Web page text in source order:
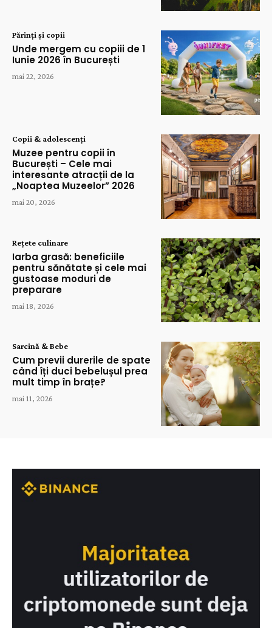
Părinți și copii
Unde mergem cu copiii de 1
Iunie 2026 în București
mai 22, 2026
Copii & adolescenți
Muzee pentru copii în
București – Cele mai
interesante atracții de la
„Noaptea Muzeelor” 2026
mai 20, 2026
Rețete culinare
Iarba grasă: beneficiile
pentru sănătate și cele mai
gustoase moduri de
preparare
mai 18, 2026
Sarcină & Bebe
Cum previi durerile de spate
când îți duci bebelușul prea
mult timp în brațe?
mai 11, 2026